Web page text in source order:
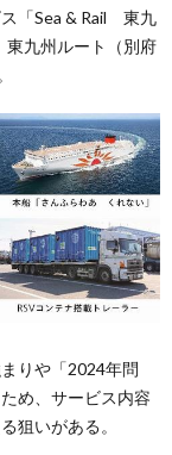
「Sea & Rail 東九
九州ルート（別府
りや「2024年問
め、サービス内容
狙いがある。